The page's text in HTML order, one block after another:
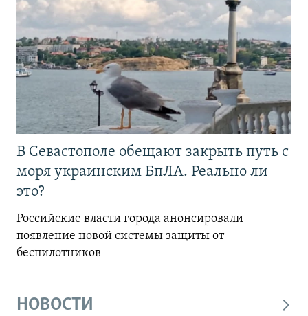
В Севастополе обещают закрыть путь с
моря украинским БпЛА. Реально ли
это?
Российские власти города анонсировали
появление новой системы защиты от
беспилотников
НОВОСТИ